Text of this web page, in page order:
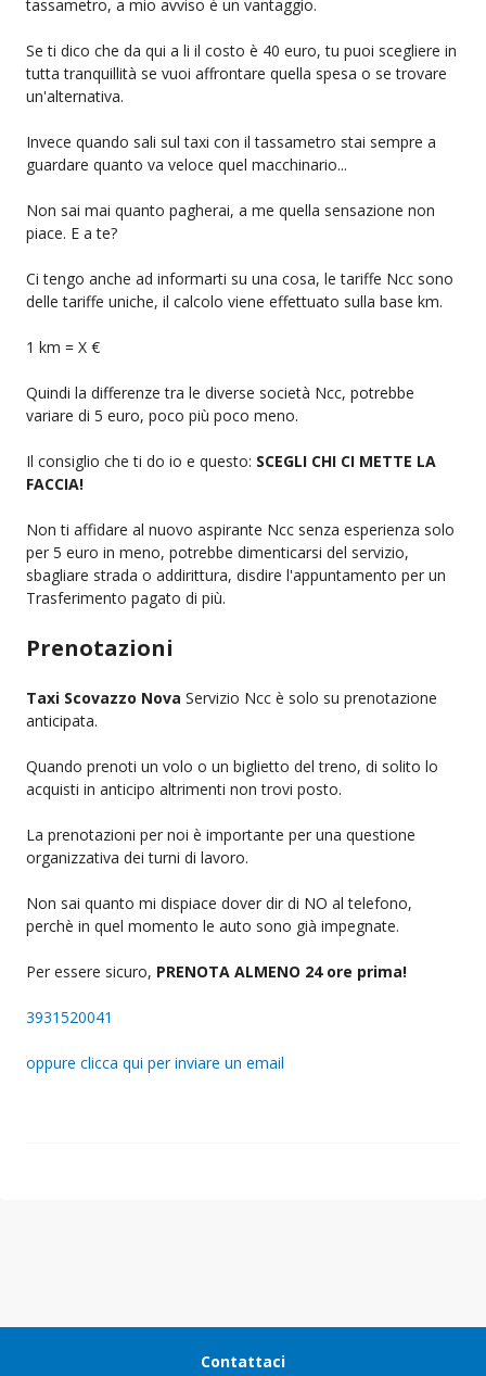
tassametro, a mio avviso è un vantaggio.
Se ti dico che da qui a li il costo è 40 euro, tu puoi scegliere in
tutta tranquillità se vuoi affrontare quella spesa o se trovare
un'alternativa.
Invece quando sali sul taxi con il tassametro stai sempre a
guardare quanto va veloce quel macchinario...
Non sai mai quanto pagherai, a me quella sensazione non
piace. E a te?
Ci tengo anche ad informarti su una cosa, le tariffe Ncc sono
delle tariffe uniche, il calcolo viene effettuato sulla base km.
1 km = X €
Quindi la differenze tra le diverse società Ncc, potrebbe
variare di 5 euro, poco più poco meno.
Il consiglio che ti do io e questo: SCEGLI CHI CI METTE LA
FACCIA!
Non ti affidare al nuovo aspirante Ncc senza esperienza solo
per 5 euro in meno, potrebbe dimenticarsi del servizio,
sbagliare strada o addirittura, disdire l'appuntamento per un
Trasferimento pagato di più.
Prenotazioni
Taxi Scovazzo Nova Servizio Ncc è solo su prenotazione
anticipata.
Quando prenoti un volo o un biglietto del treno, di solito lo
acquisti in anticipo altrimenti non trovi posto.
La prenotazioni per noi è importante per una questione
organizzativa dei turni di lavoro.
Non sai quanto mi dispiace dover dir di NO al telefono,
perchè in quel momento le auto sono già impegnate.
Per essere sicuro, PRENOTA ALMENO 24 ore prima!
3931520041
oppure clicca qui per inviare un email
Contattaci